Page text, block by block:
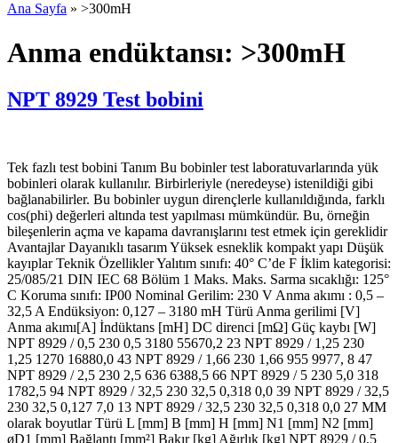
Ana Sayfa » >300mH
Anma endüktansı: >300mH
NPT 8929 Test bobini
Tek fazlı test bobini Tanım Bu bobinler test laboratuvarlarında yük
bobinleri olarak kullanılır. Birbirleriyle (neredeyse) istenildiği gibi
bağlanabilirler. Bu bobinler uygun dirençlerle kullanıldığında, farklı
cos(phi) değerleri altında test yapılması mümkündür. Bu, örneğin
bileşenlerin açma ve kapama davranışlarını test etmek için gereklidir
Avantajlar Dayanıklı tasarım Yüksek esneklik kompakt yapı Düşük
kayıplar Teknik Özellikler Yalıtım sınıfı: 40° C’de F İklim kategorisi:
25/085/21 DIN IEC 68 Bölüm 1 Maks. Maks. Sarma sıcaklığı: 125°
C Koruma sınıfı: IP00 Nominal Gerilim: 230 V Anma akımı : 0,5 –
32,5 A Endüksiyon: 0,127 – 3180 mH Türü Anma gerilimi [V]
Anma akımı[A] İndüktans [mH] DC direnci [mΩ] Güç kaybı [W]
NPT 8929 / 0,5 230 0,5 3180 55670,2 23 NPT 8929 / 1,25 230
1,25 1270 16880,0 43 NPT 8929 / 1,66 230 1,66 955 9977, 8 47
NPT 8929 / 2,5 230 2,5 636 6388,5 66 NPT 8929 / 5 230 5,0 318
1782,5 94 NPT 8929 / 32,5 230 32,5 0,318 0,0 39 NPT 8929 / 32,5
230 32,5 0,127 7,0 13 NPT 8929 / 32,5 230 32,5 0,318 0,0 27 MM
olarak boyutlar Türü L [mm] B [mm] H [mm] N1 [mm] N2 [mm]
øD1 [mm] Bağlantı [mm²] Bakır [kg] Ağırlık [kg] NPT 8929 / 0,5